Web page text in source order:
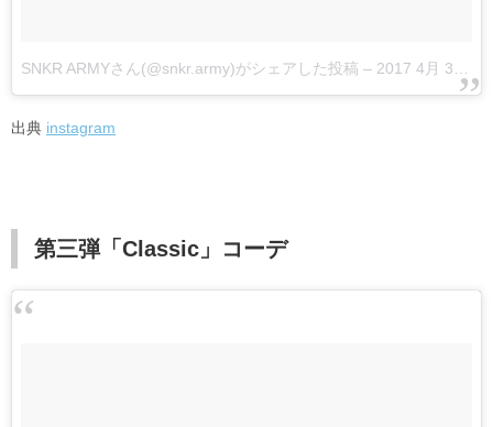
SNKR ARMYさん(@snkr.army)がシェアした投稿 – 2017 4月 30 10:45午前 PDT
出典 instagram
第三弾「Classic」コーデ